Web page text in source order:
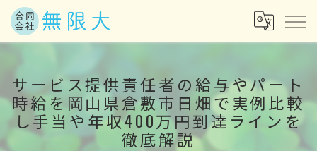
サービス提供責任者の給与やパート
時給を岡山県倉敷市日畑で実例比較
し手当や年収400万円到達ラインを
徹底解説